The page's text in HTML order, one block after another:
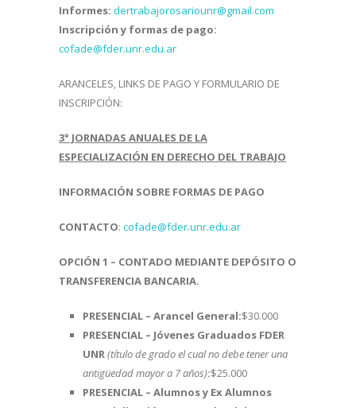
Informes: dertrabajorosariounr@gmail.com
Inscripción y formas de pago:
cofade@fder.unr.edu.ar
ARANCELES, LINKS DE PAGO Y FORMULARIO DE
INSCRIPCIÓN:
3° JORNADAS ANUALES DE LA
ESPECIALIZACIÓN EN DERECHO DEL TRABAJO
INFORMACIÓN SOBRE FORMAS DE PAGO
CONTACTO: cofade@fder.unr.edu.ar
OPCIÓN 1 – CONTADO MEDIANTE DEPÓSITO O
TRANSFERENCIA BANCARIA.
PRESENCIAL – Arancel General:$30.000
PRESENCIAL – Jóvenes Graduados FDER
UNR(título de grado el cual no debe tener una
antigüedad mayor a 7 años):$25.000
PRESENCIAL – Alumnos y Ex Alumnos